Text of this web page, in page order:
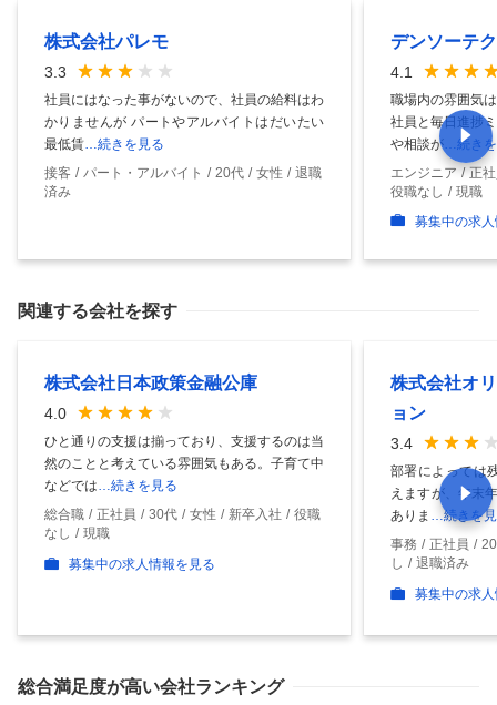
株式会社パレモ
3.3
社員にはなった事がないので、社員の給料はわ
かりませんが パートやアルバイトはだいたい
最低賃 …続きを見る
接客
パート・アルバイト 20代 女性
退職
済み
デンソーテ
4.1
職場内の雰囲気
社員と毎日進捗
や相談が …続き
エンジニア
正
役職なし
現職
募集中の求
関連する会社を探す
株式会社日本政策金融公庫
4.0
ひと通りの支援は揃っており、支援するのは当
然のことと考えている雰囲気もある。子育て中
などでは …続きを見る
総合職
正社員 30代 女性 新卒入社
役職
なし
現職
募集中の求人情報を見る
株式会社オ
ョン
3.4
部署によっては
えますが、年末
ありま
…続きを
事務
正社員
し
退職済み
募集中の求
総合満足度が高い会社ランキング